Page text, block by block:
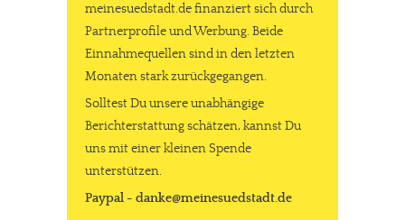
meinesuedstadt.de finanziert sich durch
Partnerprofile und Werbung. Beide
Einnahmequellen sind in den letzten
Monaten stark zurückgegangen.
Solltest Du unsere unabhängige
Berichterstattung schätzen, kannst Du
uns mit einer kleinen Spende
unterstützen.
Paypal - danke@meinesuedstadt.de